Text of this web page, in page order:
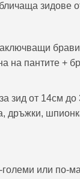
зидове
брави
на пантите +
зид от 14см
дръжки,
или по-